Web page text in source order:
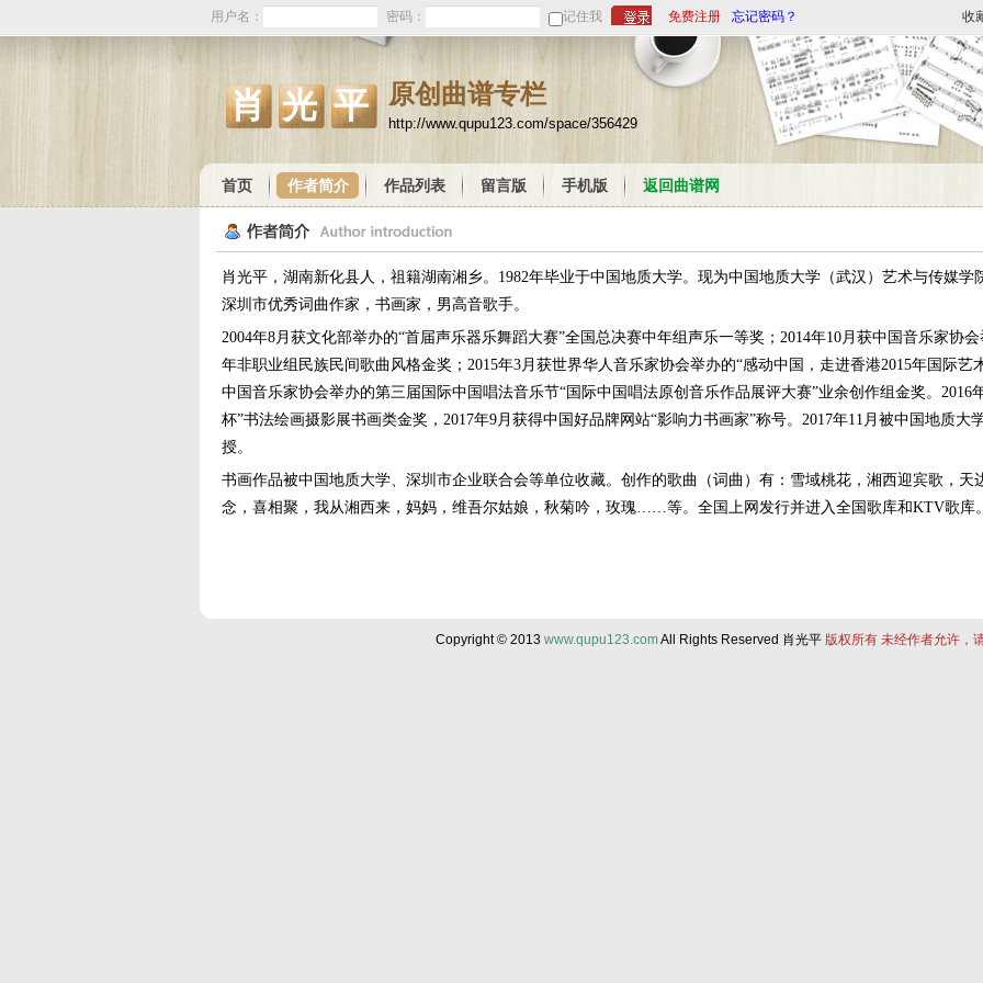
用户名： 密码： 记住我 免费注册 忘记密码？ 收
肖光平 原创曲谱专栏
http://www.qupu123.com/space/356429
首页 作者简介 作品列表 留言版 手机版 返回曲谱网
肖光平，湖南新化县人，祖籍湖南湘乡。1982年毕业于中国地质大学。现为中国地质大学（武汉）艺术与传媒学
深圳市优秀词曲作家，书画家，男高音歌手。
2004年8月获文化部举办的“首届声乐器乐舞蹈大赛”全国总决赛中年组声乐一等奖；2014年10月获中国音乐家协
年非职业组民族民间歌曲风格金奖；2015年3月获世界华人音乐家协会举办的“感动中国，走进香港2015年国际艺
中国音乐家协会举办的第三届国际中国唱法音乐节“国际中国唱法原创音乐作品展评大赛”业余创作组金奖。2016
杯”书法绘画摄影展书画类金奖，2017年9月获得中国好品牌网站“影响力书画家”称号。2017年11月被中国地质大
授。
书画作品被中国地质大学、深圳市企业联合会等单位收藏。创作的歌曲（词曲）有：雪域桃花，湘西迎宾歌，天
念，喜相聚，我从湘西来，妈妈，维吾尔姑娘，秋菊吟，玫瑰……等。全国上网发行并进入全国歌库和KTV歌库。
Copyright © 2013 www.qupu123.comAll Rights Reserved 肖光平 版权所有 未经作者允许，